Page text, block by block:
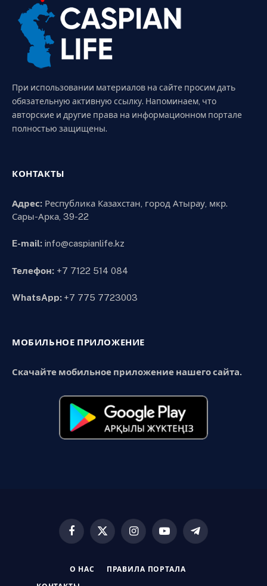
При использовании материалов на сайте просим дать
обязательную активную ссылку. Напоминаем, что
авторские и другие права на информационном портале
полностью защищены.
КОНТАКТЫ
Адрес: Республика Казахстан, город Атырау, мкр.
Сары-Арка, 39-22
E-mail: info@caspianlife.kz
Телефон: +7 7122 514 084
WhatsApp: +7 775 7723003
МОБИЛЬНОЕ ПРИЛОЖЕНИЕ
Скачайте мобильное приложение нашего сайта.
Facebook
X
InstagramYouTubeTelegram
О НАС ПРАВИЛА ПОРТАЛА